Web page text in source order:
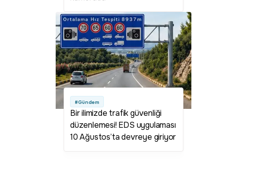
#Gündem
Bir ilimizde trafik güvenliği
düzenlemesi! EDS uygulaması
10 Ağustos’ta devreye giriyor